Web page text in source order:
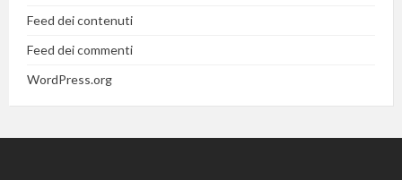
Feed dei contenuti
Feed dei commenti
WordPress.org